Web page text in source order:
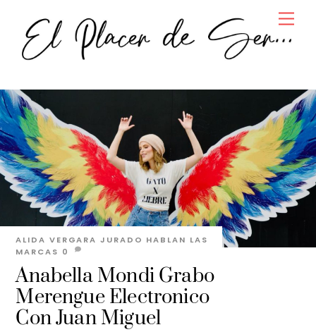
content
Anabella Mondi Grabo
Merengue Electronico
Con Juan Miguel
ALIDA VERGARA JURADO HABLAN LAS
MARCAS 0